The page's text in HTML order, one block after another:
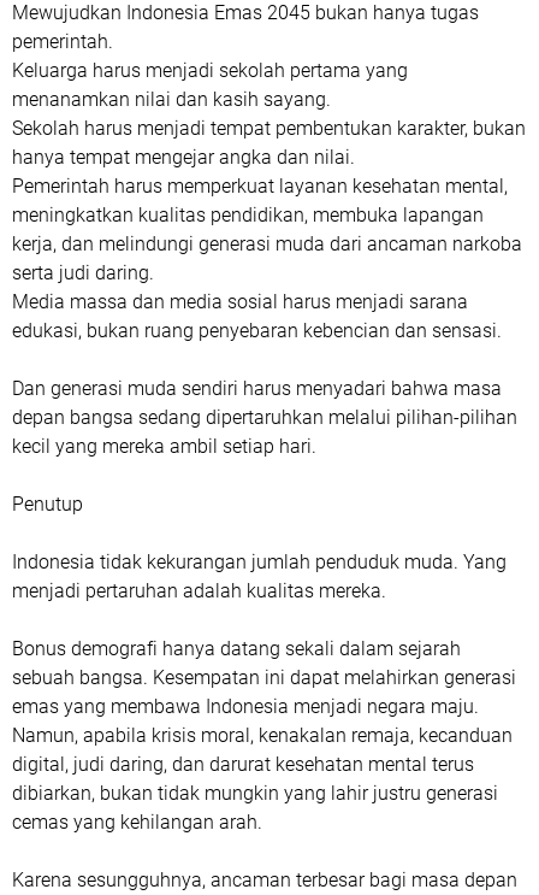
Mewujudkan Indonesia Emas 2045 bukan hanya tugas
pemerintah.
Keluarga harus menjadi sekolah pertama yang
menanamkan nilai dan kasih sayang.
Sekolah harus menjadi tempat pembentukan karakter, bukan
hanya tempat mengejar angka dan nilai.
Pemerintah harus memperkuat layanan kesehatan mental,
meningkatkan kualitas pendidikan, membuka lapangan
kerja, dan melindungi generasi muda dari ancaman narkoba
serta judi daring.
Media massa dan media sosial harus menjadi sarana
edukasi, bukan ruang penyebaran kebencian dan sensasi.
Dan generasi muda sendiri harus menyadari bahwa masa
depan bangsa sedang dipertaruhkan melalui pilihan-pilihan
kecil yang mereka ambil setiap hari.
Penutup
Indonesia tidak kekurangan jumlah penduduk muda. Yang
menjadi pertaruhan adalah kualitas mereka.
Bonus demografi hanya datang sekali dalam sejarah
sebuah bangsa. Kesempatan ini dapat melahirkan generasi
emas yang membawa Indonesia menjadi negara maju.
Namun, apabila krisis moral, kenakalan remaja, kecanduan
digital, judi daring, dan darurat kesehatan mental terus
dibiarkan, bukan tidak mungkin yang lahir justru generasi
cemas yang kehilangan arah.
Karena sesungguhnya, ancaman terbesar bagi masa depan